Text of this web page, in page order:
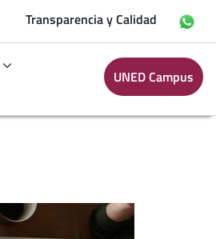
Transparencia y Calidad
UNED Campus